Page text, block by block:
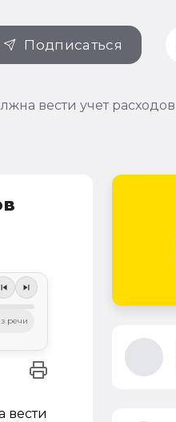
Подписаться
вести учет
речи
вести